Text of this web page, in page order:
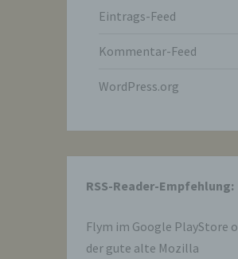
Eintrags-Feed
Kommentar-Feed
WordPress.org
RSS-Reader-Empfehlung:
Flym im Google PlayStore
der gute alte Mozilla